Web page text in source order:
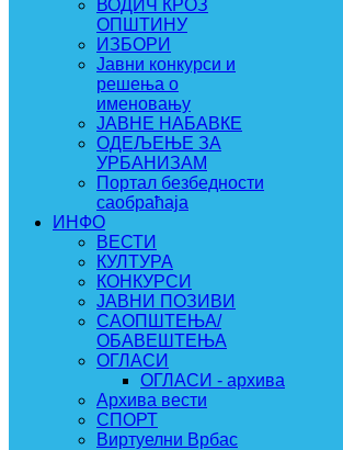
ВОДИЧ КРОЗ
ОПШТИНУ
ИЗБОРИ
Јавни конкурси и
решења о
именовању
ЈАВНЕ НАБАВКЕ
ОДЕЉЕЊЕ ЗА
УРБАНИЗАМ
Портал безбедности
саобраћаја
ИНФО
ВЕСТИ
КУЛТУРА
КОНКУРСИ
ЈАВНИ ПОЗИВИ
САОПШТЕЊА/
ОБАВЕШТЕЊА
ОГЛАСИ
ОГЛАСИ - архива
Архива вести
СПОРТ
Виртуелни Врбас